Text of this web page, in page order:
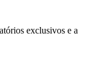
exclusivos e a